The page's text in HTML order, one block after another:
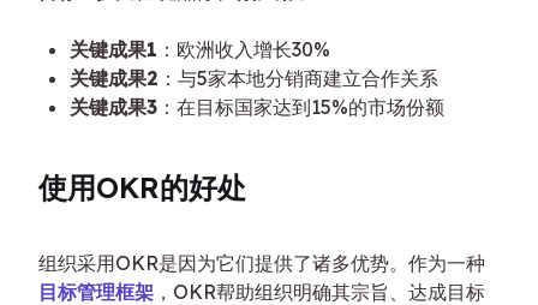
关键成果1 ：欧洲收入增长30%
关键成果2 ：与5家本地分销商建立合作关系
关键成果3 ：在目标国家达到15%的市场份额
使用OKR的好处
组织采用OKR是因为它们提供了诸多优势。作为一种
目标管理框架 ，OKR帮助组织明确其宗旨、达成目标